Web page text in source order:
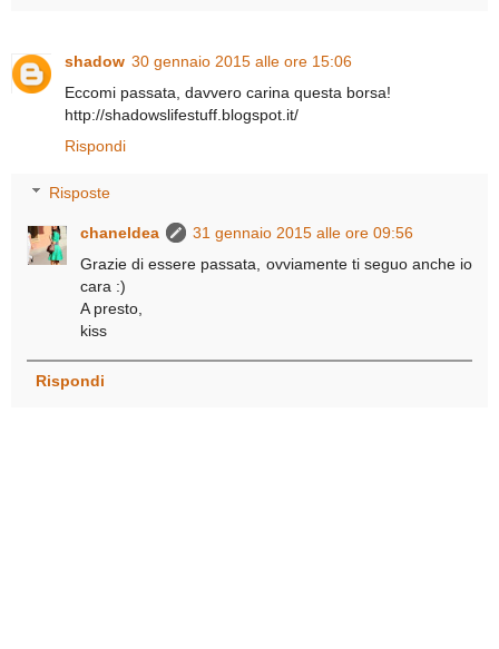
shadow 30 gennaio 2015 alle ore 15:06
Eccomi passata, davvero carina questa borsa!
http://shadowslifestuff.blogspot.it/
Rispondi
Risposte
chaneldea
31 gennaio 2015 alle ore 09:56
Grazie di essere passata, ovviamente ti seguo anche io
cara :)
A presto,
kiss
Rispondi